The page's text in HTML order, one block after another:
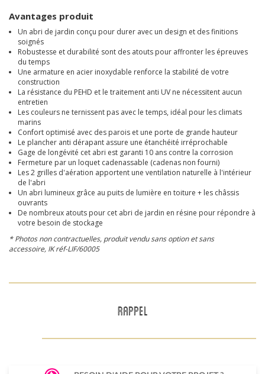
Avantages produit
Un abri de jardin conçu pour durer avec un design et des finitions
soignés
Robustesse et durabilité sont des atouts pour affronter les épreuves
du temps
Une armature en acier inoxydable renforce la stabilité de votre
construction
La résistance du PEHD et le traitement anti UV ne nécessitent aucun
entretien
Les couleurs ne ternissent pas avec le temps, idéal pour les climats
marins
Confort optimisé avec des parois et une porte de grande hauteur
Le plancher anti dérapant assure une étanchéité irréprochable
Gage de longévité cet abri est garanti 10 ans contre la corrosion
Fermeture par un loquet cadenassable (cadenas non fourni)
Les 2 grilles d'aération apportent une ventilation naturelle à l'intérieur
de l'abri
Un abri lumineux grâce au puits de lumière en toiture + les châssis
ouvrants
De nombreux atouts pour cet abri de jardin en résine pour répondre à
votre besoin de stockage
* Photos non contractuelles, produit vendu sans option et sans
accessoire, IK réf-LIF/60005
RAPPEL